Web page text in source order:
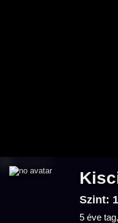
Szint: 1
5 éve